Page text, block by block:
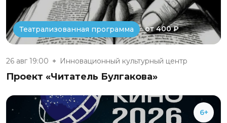
Театрализованная программа от 400 ₽
26 авг 19:00 Инновационный культурный центр
Проект «Читатель Булгакова»
6+